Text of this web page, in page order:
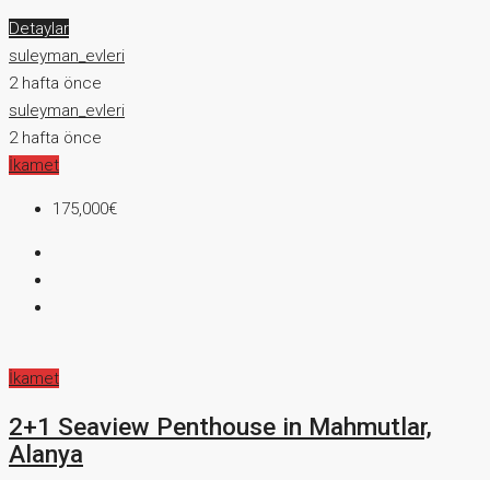
Detaylar
suleyman_evleri
2 hafta önce
suleyman_evleri
2 hafta önce
İkamet
175,000€
İkamet
2+1 Seaview Penthouse in Mahmutlar,
Alanya